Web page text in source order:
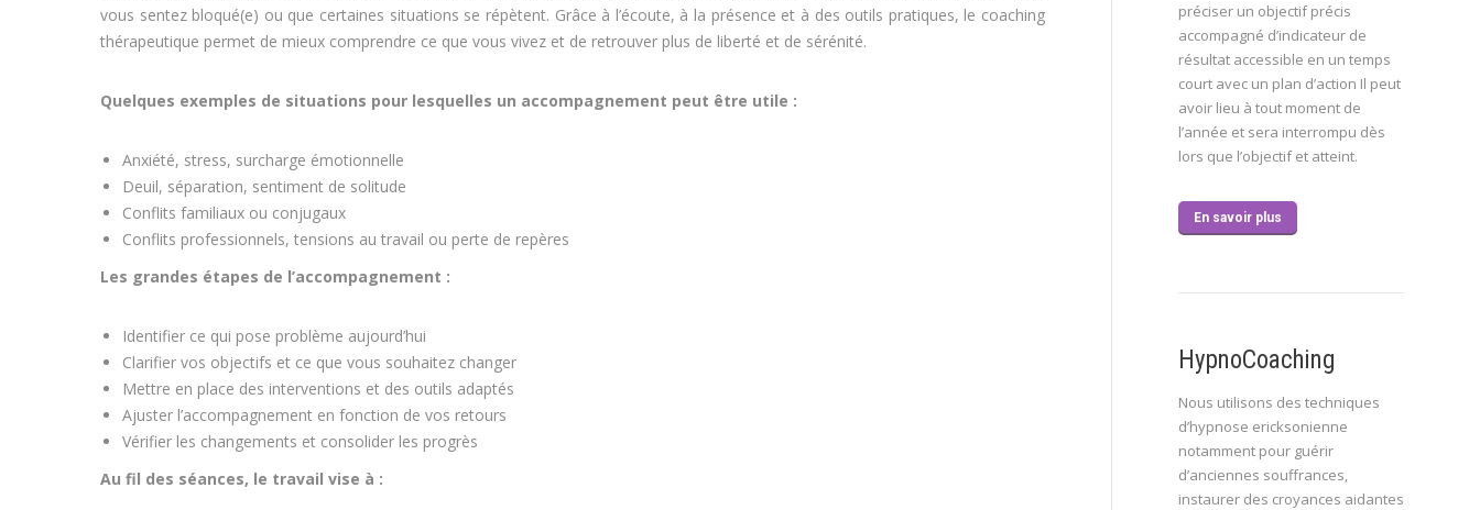
vous sentez bloqué(e) ou que certaines situations se répètent. Grâce à l’écoute, à la présence et à des outils pratiques, le coaching
thérapeutique permet de mieux comprendre ce que vous vivez et de retrouver plus de liberté et de sérénité.
Quelques exemples de situations pour lesquelles un accompagnement peut être utile :
Anxiété, stress, surcharge émotionnelle
Deuil, séparation, sentiment de solitude
Conflits familiaux ou conjugaux
Conflits professionnels, tensions au travail ou perte de repères
Les grandes étapes de l’accompagnement :
Identifier ce qui pose problème aujourd’hui
Clarifier vos objectifs et ce que vous souhaitez changer
Mettre en place des interventions et des outils adaptés
Ajuster l’accompagnement en fonction de vos retours
Vérifier les changements et consolider les progrès
Au fil des séances, le travail vise à :
préciser un objectif précis
accompagné d’indicateur de
résultat accessible en un temps
court avec un plan d’action Il peut
avoir lieu à tout moment de
l’année et sera interrompu dès
lors que l’objectif et atteint.
En savoir plus
HypnoCoaching
Nous utilisons des techniques
d’hypnose ericksonienne
notamment pour guérir
d’anciennes souffrances,
instaurer des croyances aidantes